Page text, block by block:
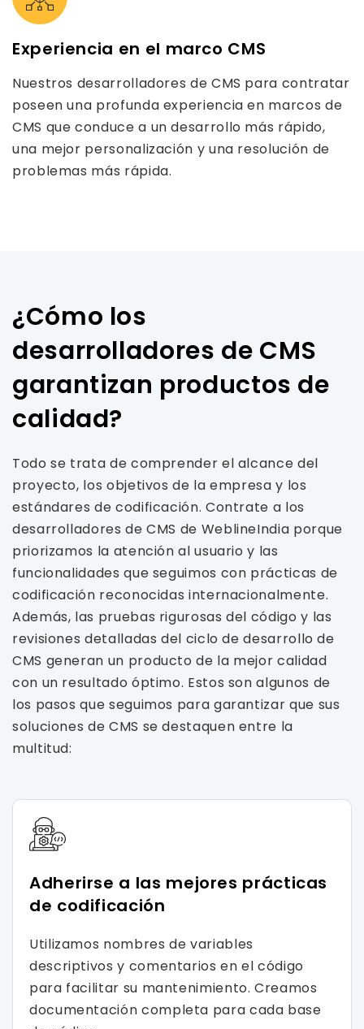
Experiencia en el marco CMS
Nuestros desarrolladores de CMS para contratar
poseen una profunda experiencia en marcos de
CMS que conduce a un desarrollo más rápido,
una mejor personalización y una resolución de
problemas más rápida.
¿Cómo los
desarrolladores de CMS
garantizan productos de
calidad?
Todo se trata de comprender el alcance del
proyecto, los objetivos de la empresa y los
estándares de codificación. Contrate a los
desarrolladores de CMS de WeblineIndia porque
priorizamos la atención al usuario y las
funcionalidades que seguimos con prácticas de
codificación reconocidas internacionalmente.
Además, las pruebas rigurosas del código y las
revisiones detalladas del ciclo de desarrollo de
CMS generan un producto de la mejor calidad
con un resultado óptimo. Estos son algunos de
los pasos que seguimos para garantizar que sus
soluciones de CMS se destaquen entre la
multitud:
Adherirse a las mejores prácticas
de codificación
Utilizamos nombres de variables
descriptivos y comentarios en el código
para facilitar su mantenimiento. Creamos
documentación completa para cada base